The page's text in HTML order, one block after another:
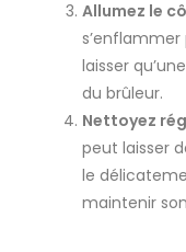
Allumez le
laisser
du brûleur.
Nettoyez
peut laisser
le
maintenir